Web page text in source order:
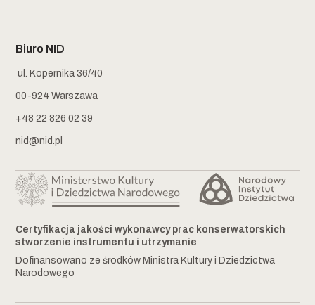
Biuro NID
ul. Kopernika 36/40
00-924 Warszawa
+48 22 826 02 39
nid@nid.pl
Certyfikacja jakości wykonawcy prac konserwatorskich
stworzenie instrumentu i utrzymanie
Dofinansowano ze środków Ministra Kultury i Dziedzictwa
Narodowego